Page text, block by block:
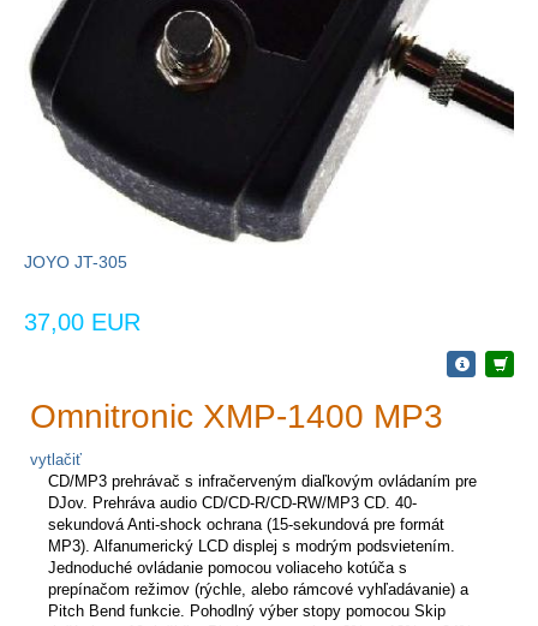
JOYO JT-305
37,00 EUR
Omnitronic XMP-1400 MP3
vytlačiť
CD/MP3 prehrávač s infračerveným diaľkovým ovládaním pre
DJov. Prehráva audio CD/CD-R/CD-RW/MP3 CD. 40-
sekundová Anti-shock ochrana (15-sekundová pre formát
MP3). Alfanumerický LCD displej s modrým podsvietením.
Jednoduché ovládanie pomocou voliaceho kotúča s
prepínačom režimov (rýchle, alebo rámcové vyhľadávanie) a
Pitch Bend funkcie. Pohodlný výber stopy pomocou Skip